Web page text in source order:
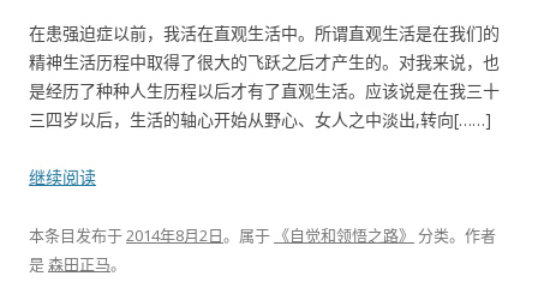
在患强迫症以前，我活在直观生活中。所谓直观生活是在我们的
精神生活历程中取得了很大的飞跃之后才产生的。对我来说，也
是经历了种种人生历程以后才有了直观生活。应该说是在我三十
三四岁以后，生活的轴心开始从野心、女人之中淡出,转向[……]
继续阅读
本条目发布于2014年8月2日。属于 《自觉和领悟之路》 分类。 作者
是森田正马。